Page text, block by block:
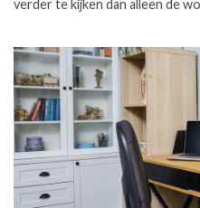
verder te kijken dan alleen de